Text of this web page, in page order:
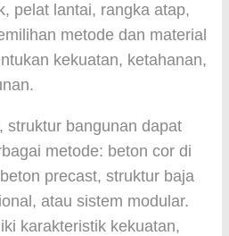
pelat lantai, rangka atap,
metode dan material
kekuatan, ketahanan,
struktur bangunan dapat
metode: beton cor di
precast, struktur baja
atau sistem modular.
karakteristik kekuatan,